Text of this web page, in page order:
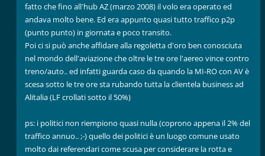
fatto che fino all'hub AZ (marzo 2008) il volo era operato ed
andava molto bene. Ed era appunto quasi tutto traffico p2p
(punto punto) in giornata e poco transito.
Poi ci si può anche affidare alla regoletta d'oro ben conosciuta
nel mondo dell'aviazione che oltre le tre ore l'aereo vince contro
treno/auto.. ed infatti guarda caso da quando la MI-RO con AV è
scesa sotto le tre ore sta rubando tutta la clientela business ad
Alitalia (LF crollati sotto il 50%)
ps: i politici non riempiono quasi nulla (coprono appena il 2% del
traffico annuo.. ;-) quello dei politici è un luogo comune usato
molto dai referendari come scusa per considerare la rotta e